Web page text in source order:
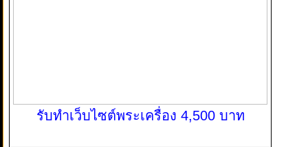
รับทำเว็บไซต์พระเครื่อง 4,500 บาท